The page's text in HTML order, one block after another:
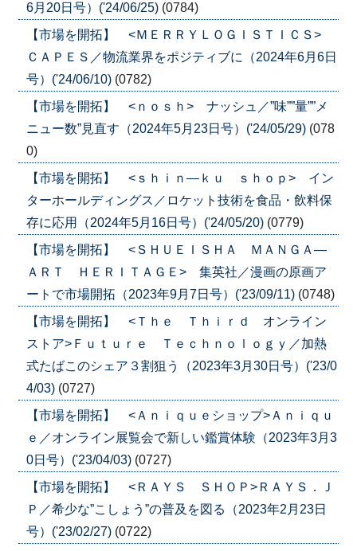
6月20日号）('24/06/25) (0784)
【市場を開拓】 <ＭＥＲＲＹＬＯＧＩＳＴＩＣＳ>
ＣＡＰＥＳ／物流業界をポジティブに（2024年6月6日
号）('24/06/10) (0782)
【市場を開拓】 <ｎｏｓｈ> ナッシュ／”味””量””メ
ニュー数”見直す（2024年5月23日号）('24/05/29) (078
0)
【市場を開拓】 <ｓｈｉｎ―ｋｕ ｓｈｏｐ> イン
ターホールディングス／ロケット技術を食品・飲料保
存に応用（2024年5月16日号）('24/05/20) (0779)
【市場を開拓】 <ＳＨＵＥＩＳＨＡ ＭＡＮＧＡ―
ＡＲＴ ＨＥＲＩＴＡＧＥ> 集英社／漫画の原画ア
ートで市場開拓（2023年9月7日号）('23/09/11) (0748)
【市場を開拓】 <Ｔｈｅ Ｔｈｉｒｄ オンライン
ストア>Ｆｕｔｕｒｅ Ｔｅｃｈｎｏｌｏｇｙ／加熱
式たばこのシェア３割狙う（2023年3月30日号）('23/0
4/03) (0727)
【市場を開拓】 <Ａｎｉｑｕｅショップ>Ａｎｉｑｕ
ｅ／オンライン展覧会で新しい鑑賞体験（2023年3月3
0日号）('23/04/03) (0727)
【市場を開拓】 <ＲＡＹＳ ＳＨＯＰ>ＲＡＹＳ．Ｊ
Ｐ／希少な”こしょう”の普及を図る（2023年2月23日
号）('23/02/27) (0722)